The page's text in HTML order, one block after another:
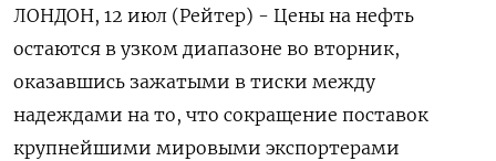
ЛОНДОН, 12 июл (Рейтер) - Цены на нефть
остаются в узком диапазоне во вторник,
оказавшись зажатыми в тиски между
надеждами на то, что сокращение поставок
крупнейшими мировыми экспортерами